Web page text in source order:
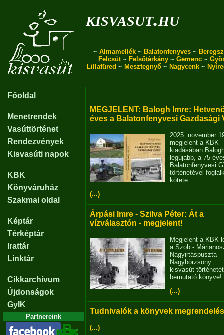
kisvasut.hu
~ Almamellék ~ Balatonfenyves ~
Felcsút~ Felsőtárkány ~ Gemenc ~
Lillafüred ~ Mesztegnyő ~ Nagycenk ~
Főoldal
Menetrendek
Vasúttörténet
Rendezvények
Kisvasúti napok
KBK
Könyváruház
Szakmai oldal
Képtár
Térképtár
Irattár
Linktár
Cikkarchívum
Újdonságok
GyIK
Partnereink
MEGJELENT: Balogh Imre:
éves a Balatonfenyvesi Gazdasági
2025. november
megjelent a KBK
kiadásában
legújabb, a 75
Balatonfenyvesi
történetével
kötete.
(...)
Árpási Imre - Szilva Péter: Át a
vízválasztón - megjelent!
Megjelent a KBK
a Szob -
Nagyirtáspuszta -
Nagybörzsöny
kisvasút történetét
bemutató könyve!
(...)
Tudnivalók a könyvek
(...)